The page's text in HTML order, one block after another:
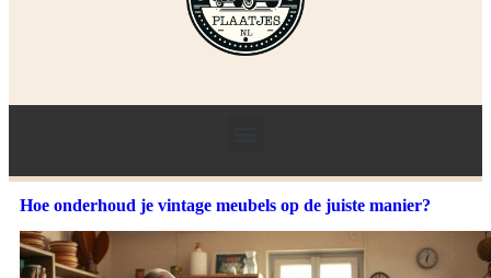
Hoe onderhoud je vintage meubels op de juiste manier?